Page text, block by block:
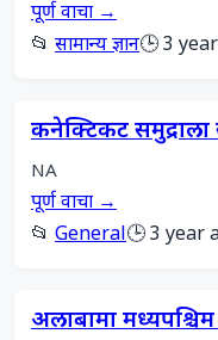
पूर्ण वाचा →
📂 सामान्य ज्ञान🕒 3
कनेक्टिकट समुद्राला
NA
पूर्ण वाचा →
📂 General🕒 3 year
अलाबामा